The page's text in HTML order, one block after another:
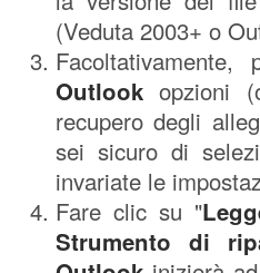
(Veduta 2003+ o
Facoltativamente,
Outlookopzioni
recupero degli
sei sicuro di
invariate le
Fare clic su "
Strumento di